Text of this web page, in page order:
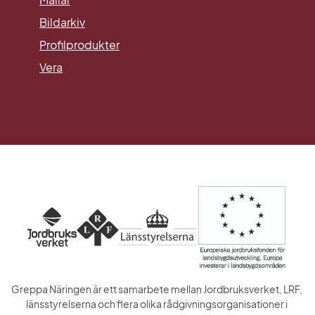
BildarkivLänk till annan webbplats.
Profilprodukter
Vera
Greppa Näringen är ett samarbete mellan Jordbruksverket, LRF,
länsstyrelserna och flera olika rådgivningsorganisationer i